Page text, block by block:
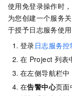
使用免登录操作时
为您创建一个服务
于授予日志服务使
登录日志服务控
在 Project 列表
在左侧导航栏中
在告警中心页面